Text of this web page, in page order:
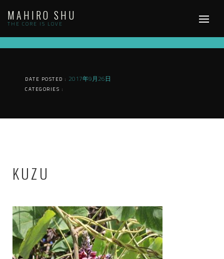
content
MAHIRO SHU
THE CORE IS LOVE
DATE POSTED : 2017年9月26日
CATEGORIES :
KUZU